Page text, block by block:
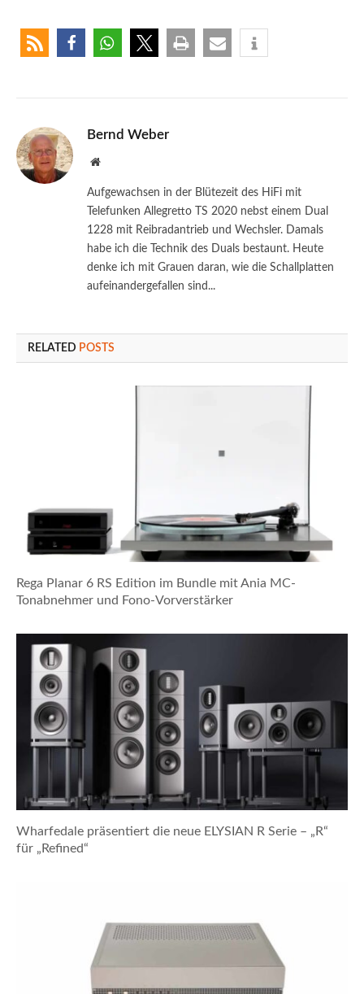
Bernd Weber
Website
Aufgewachsen in der Blütezeit des HiFi mit
Telefunken Allegretto TS 2020 nebst einem Dual
1228 mit Reibradantrieb und Wechsler. Damals
habe ich die Technik des Duals bestaunt. Heute
denke ich mit Grauen daran, wie die Schallplatten
aufeinandergefallen sind...
RELATED POSTS
Rega Planar 6 RS Edition im Bundle mit Ania MC-
Tonabnehmer und Fono-Vorverstärker
Wharfedale präsentiert die neue ELYSIAN R Serie – „R“
für „Refined“